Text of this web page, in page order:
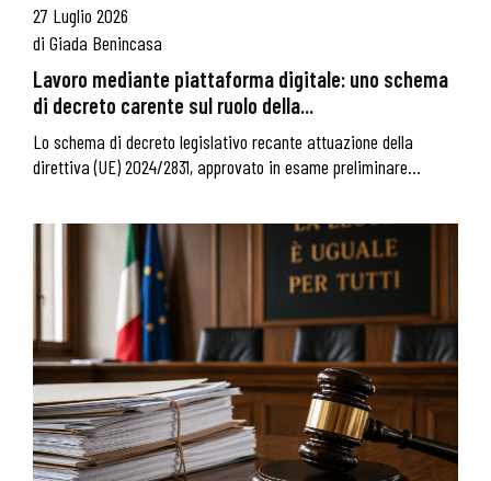
27 Luglio 2026
di Giada Benincasa
Lavoro mediante piattaforma digitale: uno schema
di decreto carente sul ruolo della...
Lo schema di decreto legislativo recante attuazione della
direttiva (UE) 2024/2831, approvato in esame preliminare...